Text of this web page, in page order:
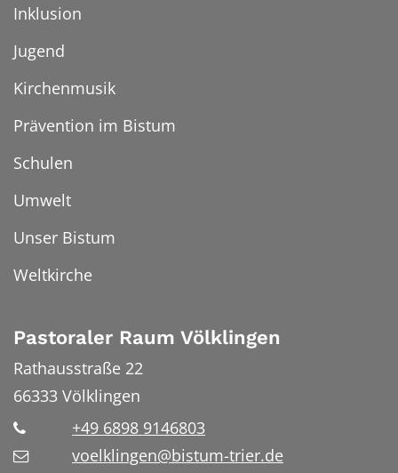
Inklusion
Jugend
Kirchenmusik
Prävention im Bistum
Schulen
Umwelt
Unser Bistum
Weltkirche
Pastoraler Raum Völklingen
Rathausstraße 22
66333 Völklingen
+49 6898 9146803
voelklingen@bistum-trier.de